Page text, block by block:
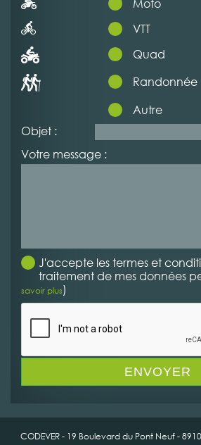
Moto
VTT
Quad
Randonnée
Autre
Objet :
Votre message :
J'accepte les termes et
traitement de mes données
savoir plus)
CODEVER - 19 Boulevard du Pont Neuf -